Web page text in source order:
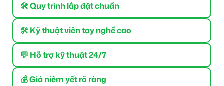
🛠 Quy trình lắp đặt chuẩn
🛠 Kỹ thuật viên tay nghề cao
💬 Hỗ trợ kỹ thuật 24/7
💰 Giá niêm yết rõ ràng